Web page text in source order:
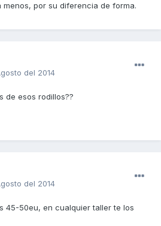
por su diferencia de forma.
del 2014
de esos rodillos??
del 2014
45-50eu, en cualquier taller te los